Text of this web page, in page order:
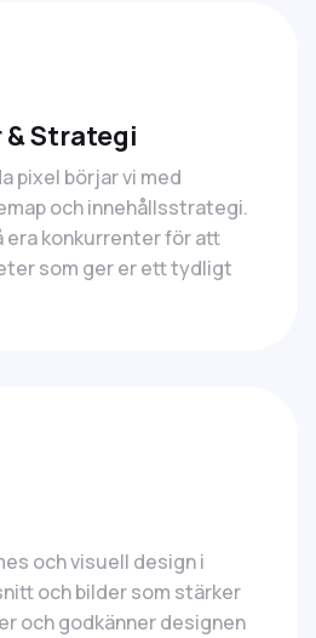
& Strategi
pixel börjar vi med
och innehållsstrategi.
era konkurrenter för att
som ger er ett tydligt
och visuell design i
och bilder som stärker
och godkänner designen